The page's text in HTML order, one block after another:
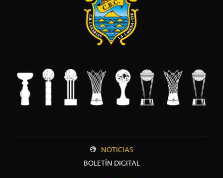
NOTICIAS
BOLETÍN DIGITAL